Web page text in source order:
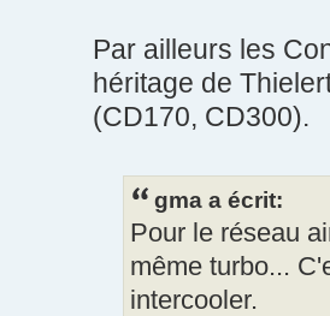
Par ailleurs les
héritage de
(CD170, CD300).
gma a écrit:
Pour le réseau
même turbo...
intercooler.